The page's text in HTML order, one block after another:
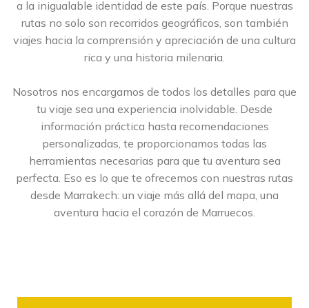
a la inigualable identidad de este país. Porque nuestras
rutas no solo son recorridos geográficos, son también
viajes hacia la comprensión y apreciación de una cultura
rica y una historia milenaria.
Nosotros nos encargamos de todos los detalles para que
tu viaje sea una experiencia inolvidable. Desde
información práctica hasta recomendaciones
personalizadas, te proporcionamos todas las
herramientas necesarias para que tu aventura sea
perfecta. Eso es lo que te ofrecemos con nuestras rutas
desde Marrakech: un viaje más allá del mapa, una
aventura hacia el corazón de Marruecos.